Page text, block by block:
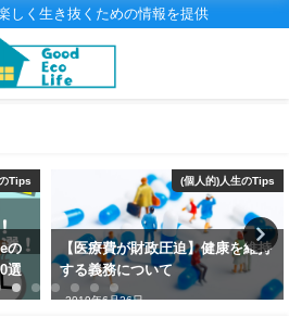
しく生き抜くための情報を提供
Tips
の
選
(個人的)人生のTips
【医療費が財政圧迫】健康を維持
する義務について
2019年6月26日